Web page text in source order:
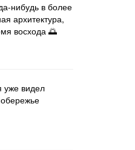
нибудь в более
архитектура,
восхода 🌅
уже видел